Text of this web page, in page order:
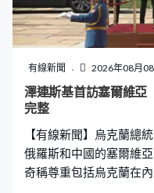
有線新聞 2026年08月08
澤連斯基首訪塞爾維
完整
【有線新聞】烏克蘭總
俄羅斯和中國的塞爾維
奇稱尊重包括烏克蘭在